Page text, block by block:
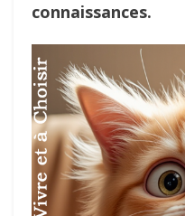
connaissances.